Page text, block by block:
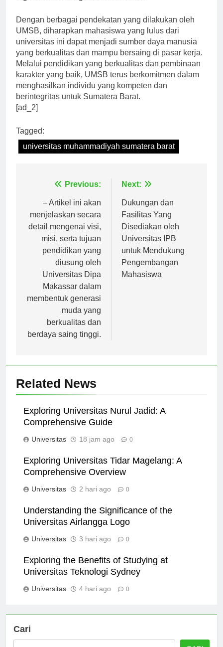
Dengan berbagai pendekatan yang dilakukan oleh
UMSB, diharapkan mahasiswa yang lulus dari
universitas ini dapat menjadi sumber daya manusia
yang berkualitas dan mampu bersaing di pasar kerja.
Melalui pendidikan yang berkualitas dan pembinaan
karakter yang baik, UMSB terus berkomitmen dalam
menghasilkan individu yang kompeten dan
berintegritas untuk Sumatera Barat.
Tagged:
universitas muhammadiyah sumatera barat
pos– Artikel ini akan
menjelaskan secara
detail mengenai visi,
misi, serta tujuan
pendidikan yang
diusung oleh
Universitas Dipa
Makassar dalam
membentuk generasi
muda yang
berkualitas dan
Dukungan dan
Fasilitas Yang
Disediakan oleh
Universitas IPB
untuk Mendukung
Pengembangan
Related News
Exploring Universitas Nurul Jadid: A
Exploring Universitas Tidar Magelang: A
Understanding the Significance of the
Exploring the Benefits of Studying at
Cari